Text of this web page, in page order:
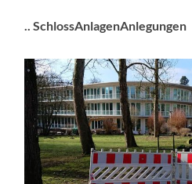
.. SchlossAnlagenAnlegungen